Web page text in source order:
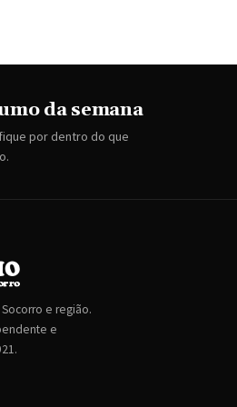
da semana
por dentro do que
e região.
e